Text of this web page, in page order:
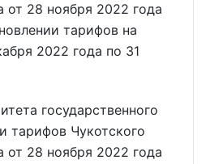
от 28 ноября 2022 года
тарифов на
2022 года по 31
государственного
тарифов Чукотского
от 28 ноября 2022 года